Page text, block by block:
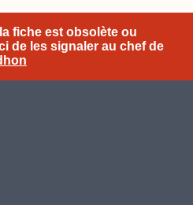
fiche est obsolète ou
de les signaler au chef de